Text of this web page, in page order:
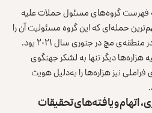
فهرست گروه‌های مسئول حملات علیه
حمله‌ای که این گروه مسئولیت آن را
هزاره در منطقه‌ی مچ در جنوری سال ۲۰۲۱ بود.
هزاره‌ها دیگر تنها به لشکر جهنگوی
نیز هزاره‌ها را به‌دلیل هویت
اتهام و یافته‌های تحقیقات